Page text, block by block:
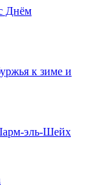
Днём
к зиме и
эль-Шейх